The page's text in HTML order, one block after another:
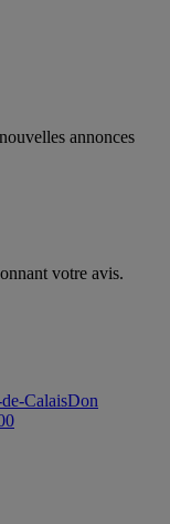
annonces
votre avis.
CalaisDon